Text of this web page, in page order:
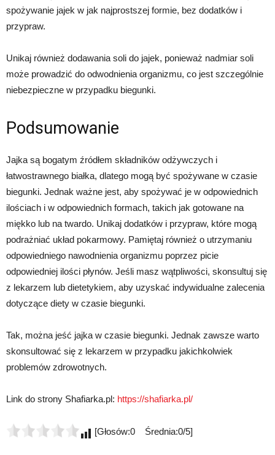
spożywanie jajek w jak najprostszej formie, bez dodatków i
przypraw.
Unikaj również dodawania soli do jajek, ponieważ nadmiar soli
może prowadzić do odwodnienia organizmu, co jest szczególnie
niebezpieczne w przypadku biegunki.
Podsumowanie
Jajka są bogatym źródłem składników odżywczych i
łatwostrawnego białka, dlatego mogą być spożywane w czasie
biegunki. Jednak ważne jest, aby spożywać je w odpowiednich
ilościach i w odpowiednich formach, takich jak gotowane na
miękko lub na twardo. Unikaj dodatków i przypraw, które mogą
podrażniać układ pokarmowy. Pamiętaj również o utrzymaniu
odpowiedniego nawodnienia organizmu poprzez picie
odpowiedniej ilości płynów. Jeśli masz wątpliwości, skonsultuj się
z lekarzem lub dietetykiem, aby uzyskać indywidualne zalecenia
dotyczące diety w czasie biegunki.
Tak, można jeść jajka w czasie biegunki. Jednak zawsze warto
skonsultować się z lekarzem w przypadku jakichkolwiek
problemów zdrowotnych.
Link do strony Shafiarka.pl: https://shafiarka.pl/
[Głosów:0 Średnia:0/5]